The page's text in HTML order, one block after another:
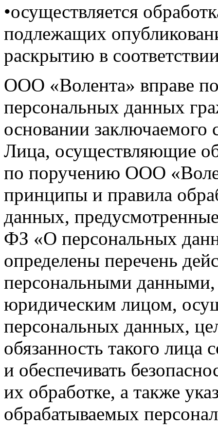
•осуществляется
подлежащих
раскрытию в
ООО «Волента» вправе
персональных данных
основании заключаемого
Лица, осуществляющие
по поручению ООО
принципы и правила
данных,
ФЗ «О персональных
определены перечень
персональными данными,
юридическим лицом,
персональных данных,
обязанность такого лица
и обеспечивать
их обработке, а также
обрабатываемых